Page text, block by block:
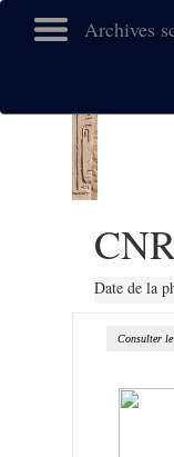
Archives
Date de la
Consulter le